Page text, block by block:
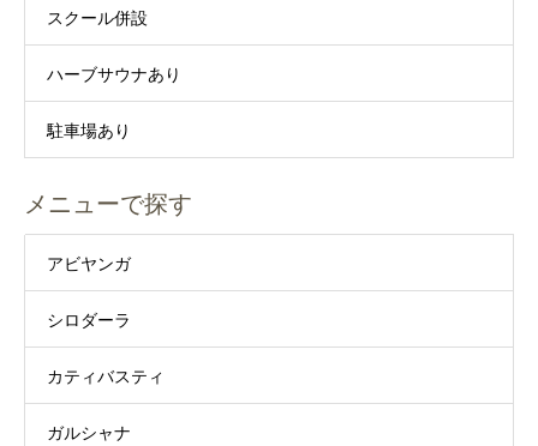
スクール併設
ハーブサウナあり
駐車場あり
メニューで探す
アビヤンガ
シロダーラ
カティバスティ
ガルシャナ